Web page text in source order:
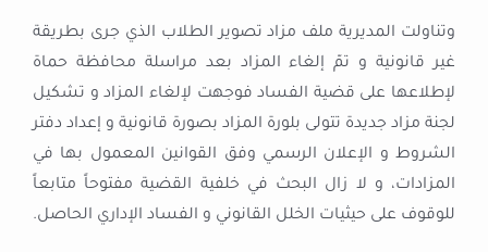
وتناولت المديرية ملف مزاد تصوير الطلاب الذي جرى بطريقة
غير قانونية و تمّ إلغاء المزاد بعد مراسلة محافظة حماة
لإطلاعها على قضية الفساد فوجهت لإلغاء المزاد و تشكيل
لجنة مزاد جديدة تتولى بلورة المزاد بصورة قانونية و إعداد دفتر
الشروط و الإعلان الرسمي وفق القوانين المعمول بها في
المزادات، و لا زال البحث في خلفية القضية مفتوحاً متابعاً
للوقوف على حيثيات الخلل القانوني و الفساد الإداري الحاصل.